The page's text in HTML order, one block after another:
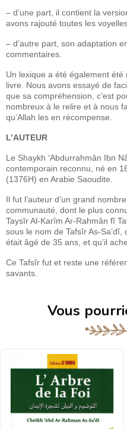
– d’une part, il contient la
avons rajouté toutes les
– d’autre part, son adaptation
commentaires.
Un lexique a été également
livre. Nous avons essayé de
que sa compréhension, c’est
nombreux à le relire et à nous
qu’Allah les en récompense.
L’AUTEUR
Le Shaykh ‘Abdurrahmân Ibn
contemporain reconnu, né en
(1376H) en Arabie Saoudite.
Il fut l’auteur d’un grand
communauté, dont le plus
Taysîr Al-Karîm Ar-Rahmân fî
sous le nom de Tafsîr As-Sa’dî,
était âgé de 35 ans, et qu’il
Ce Tafsîr fut et reste une
savants.
Vous